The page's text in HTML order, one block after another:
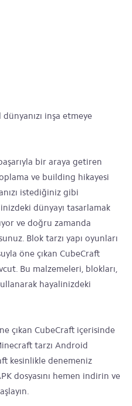
inşa etmeye
bir araya getiren
ve building hikayesi
istediğiniz gibi
dünyayı tasarlamak
ve doğru zamanda
Blok tarzı yapı oyunları
öne çıkan CubeCraft
Bu malzemeleri, blokları,
hayalinizdeki
çıkan CubeCraft içerisinde
tarzı Android
kesinlikle denemeniz
dosyasını hemen indirin ve